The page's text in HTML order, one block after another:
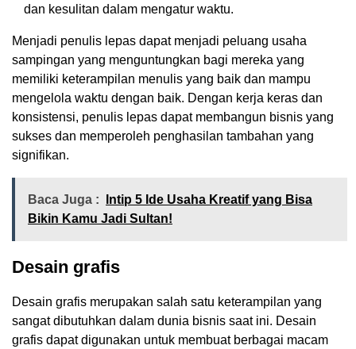
dan kesulitan dalam mengatur waktu.
Menjadi penulis lepas dapat menjadi peluang usaha
sampingan yang menguntungkan bagi mereka yang
memiliki keterampilan menulis yang baik dan mampu
mengelola waktu dengan baik. Dengan kerja keras dan
konsistensi, penulis lepas dapat membangun bisnis yang
sukses dan memperoleh penghasilan tambahan yang
signifikan.
Baca Juga :
Intip 5 Ide Usaha Kreatif yang Bisa
Bikin Kamu Jadi Sultan!
Desain grafis
Desain grafis merupakan salah satu keterampilan yang
sangat dibutuhkan dalam dunia bisnis saat ini. Desain
grafis dapat digunakan untuk membuat berbagai macam